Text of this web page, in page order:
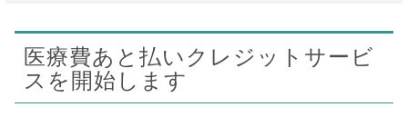
医療費あと払いクレジットサービ
スを開始します